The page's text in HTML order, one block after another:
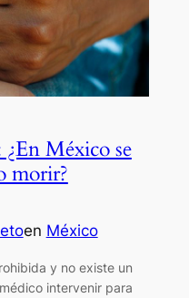
México se
morir?
en México
y no existe un
intervenir para